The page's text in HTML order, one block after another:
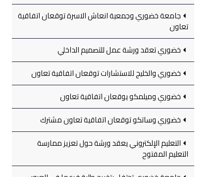
جامعة خضوري وجمعية انعاش الاسرة توقعان اتفاقية
تعاون
خضوري تعقد ورشة عمل للتصميم الداخلي
خضوري والخليج للاستشارات توقعان اتفاقية تعاون
خضوري وميلمكو يوقعان اتفاقية تعاون
خضوري وساتكو توقعان اتفاقية تعاون مشترك
التعليم الإلكتروني يعقد ورشة حول تعزيز ممارسة
التعليم المفتوح